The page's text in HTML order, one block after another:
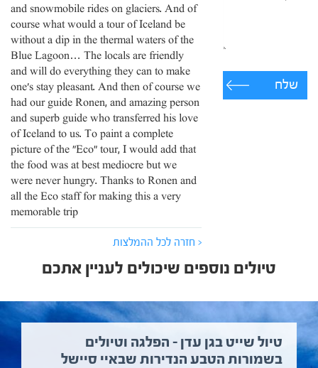
שלח
and snowmobile rides on glaciers. And of
course what would a tour of Iceland be
without a dip in the thermal waters of the
Blue Lagoon… The locals are friendly
and will do everything they can to make
one’s stay pleasant. And then of course we
had our guide Ronen, and amazing person
and superb guide who transferred his love
of Iceland to us. To paint a complete
picture of the "Eco" tour, I would add that
the food was at best mediocre but we
were never hungry. Thanks to Ronen and
all the Eco staff for making this a very
memorable trip
< חזרה לכל ההמלצות
טיולים נוספים שיכולים לעניין אתכם
טיול שייט בגן עדן – הפלגה וטיולים
בשמורות הטבע הנדירות שבאיי סיישל